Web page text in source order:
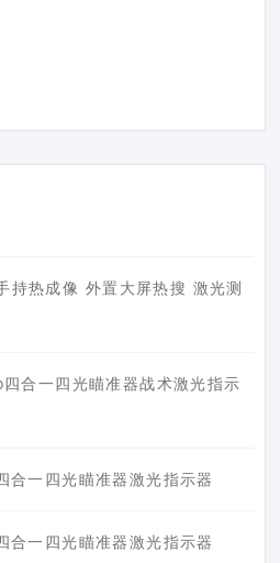
持热成像 外置大屏热搜 激光测
合一四光瞄准器战术激光指示
一四光瞄准器激光指示器
一四光瞄准器激光指示器